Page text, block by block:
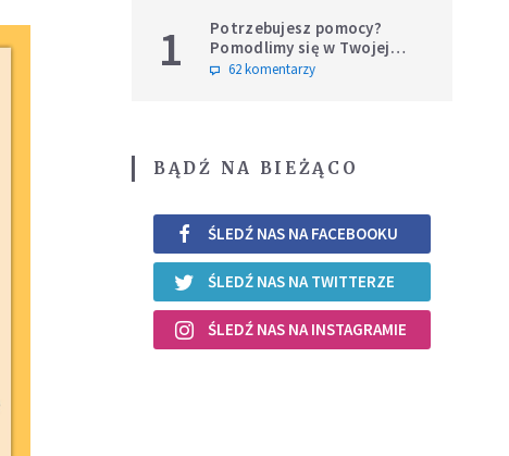
1
Potrzebujesz pomocy?
Pomodlimy się w Twojej
intencji
62 komentarzy
BĄDŹ NA BIEŻĄCO
ŚLEDŹ NAS NA FACEBOOKU
ŚLEDŹ NAS NA TWITTERZE
ŚLEDŹ NAS NA INSTAGRAMIE